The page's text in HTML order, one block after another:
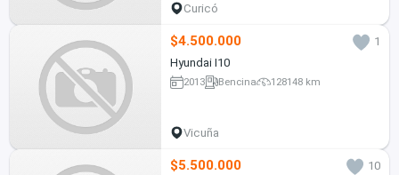
Curicó
$4.500.000
1
Hyundai I10
2013 Bencina 128148 km
Vicuña
$5.500.000
10